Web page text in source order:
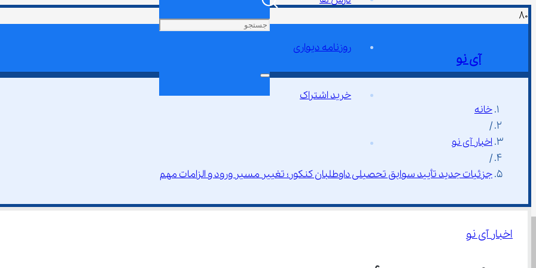
آی نو
روزنامه دیواری
خرید اشتراک
خانه
/
اخبار آی نو
/
جزئیات جدید تأیید سوابق تحصیلی داوطلبان کنکور؛ تغییر مسیر ورود و الزامات مهم
اخبار آی نو